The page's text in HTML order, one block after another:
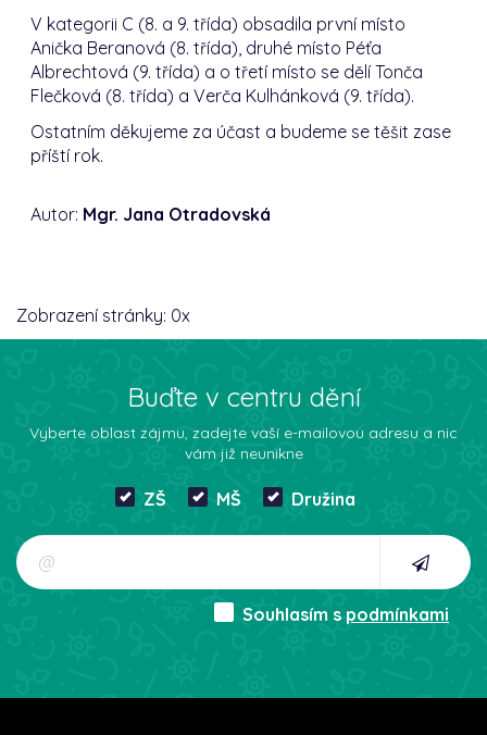
V kategorii C (8. a 9. třída) obsadila první místo
Anička Beranová (8. třída), druhé místo Péťa
Albrechtová (9. třída) a o třetí místo se dělí Tonča
Flečková (8. třída) a Verča Kulhánková (9. třída).
Ostatním děkujeme za účast a budeme se těšit zase
příští rok.
Autor: Mgr. Jana Otradovská
Zobrazení stránky: 0x
Buďte v centru dění
Vyberte oblast zájmu, zadejte vaší e-mailovou adresu a nic
vám již neunikne
ZŠ MŠ Družina
Souhlasím s podmínkami